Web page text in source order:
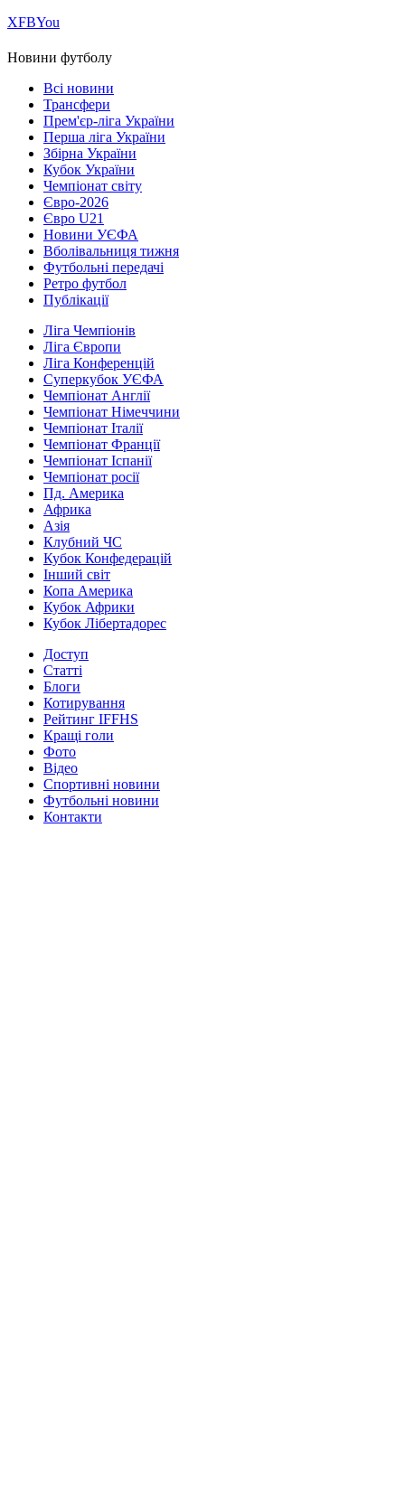
ХFBYou
Новини футболу
Всі новини
Трансфери
Прем'єр-ліга України
Перша ліга України
Збірна України
Кубок України
Чемпіонат світу
Євро-2026
Євро U21
Новини УЄФА
Вболівальниця тижня
Футбольні передачі
Ретро футбол
Публікації
Ліга Чемпіонів
Ліга Європи
Ліга Конференцій
Суперкубок УЄФА
Чемпіонат Англії
Чемпіонат Німеччини
Чемпіонат Італії
Чемпіонат Франції
Чемпіонат Іспанії
Чемпіонат росії
Пд. Америка
Африка
Азія
Клубний ЧС
Кубок Конфедерацій
Інший світ
Копа Америка
Кубок Африки
Кубок Лібертадорес
Доступ
Статті
Блоги
Котирування
Рейтинг IFFHS
Кращі голи
Фото
Відео
Спортивні новини
Футбольні новини
Контакти